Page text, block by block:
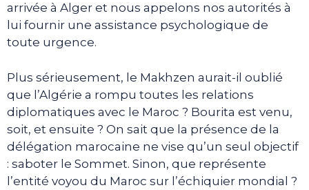
arrivée à Alger et nous appelons nos autorités à
lui fournir une assistance psychologique de
toute urgence.
Plus sérieusement, le Makhzen aurait-il oublié
que l’Algérie a rompu toutes les relations
diplomatiques avec le Maroc ? Bourita est venu,
soit, et ensuite ? On sait que la présence de la
délégation marocaine ne vise qu’un seul objectif
: saboter le Sommet. Sinon, que représente
l’entité voyou du Maroc sur l’échiquier mondial ?